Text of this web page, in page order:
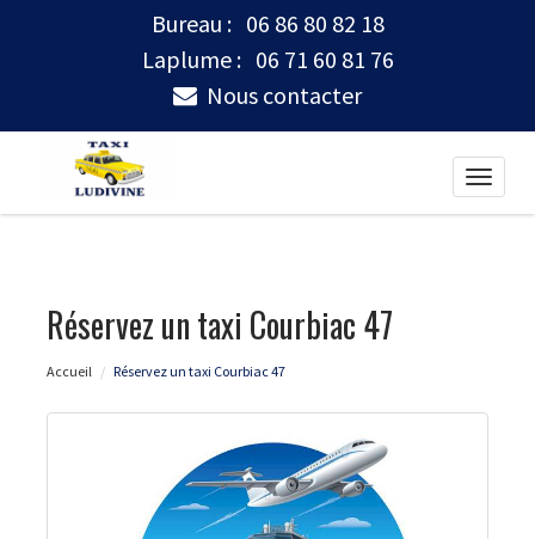
Bureau : 06 86 80 82 18
Laplume : 06 71 60 81 76
Nous contacter
Toggle
Réservez un taxi Courbiac 47
Accueil Réservez un taxi Courbiac 47